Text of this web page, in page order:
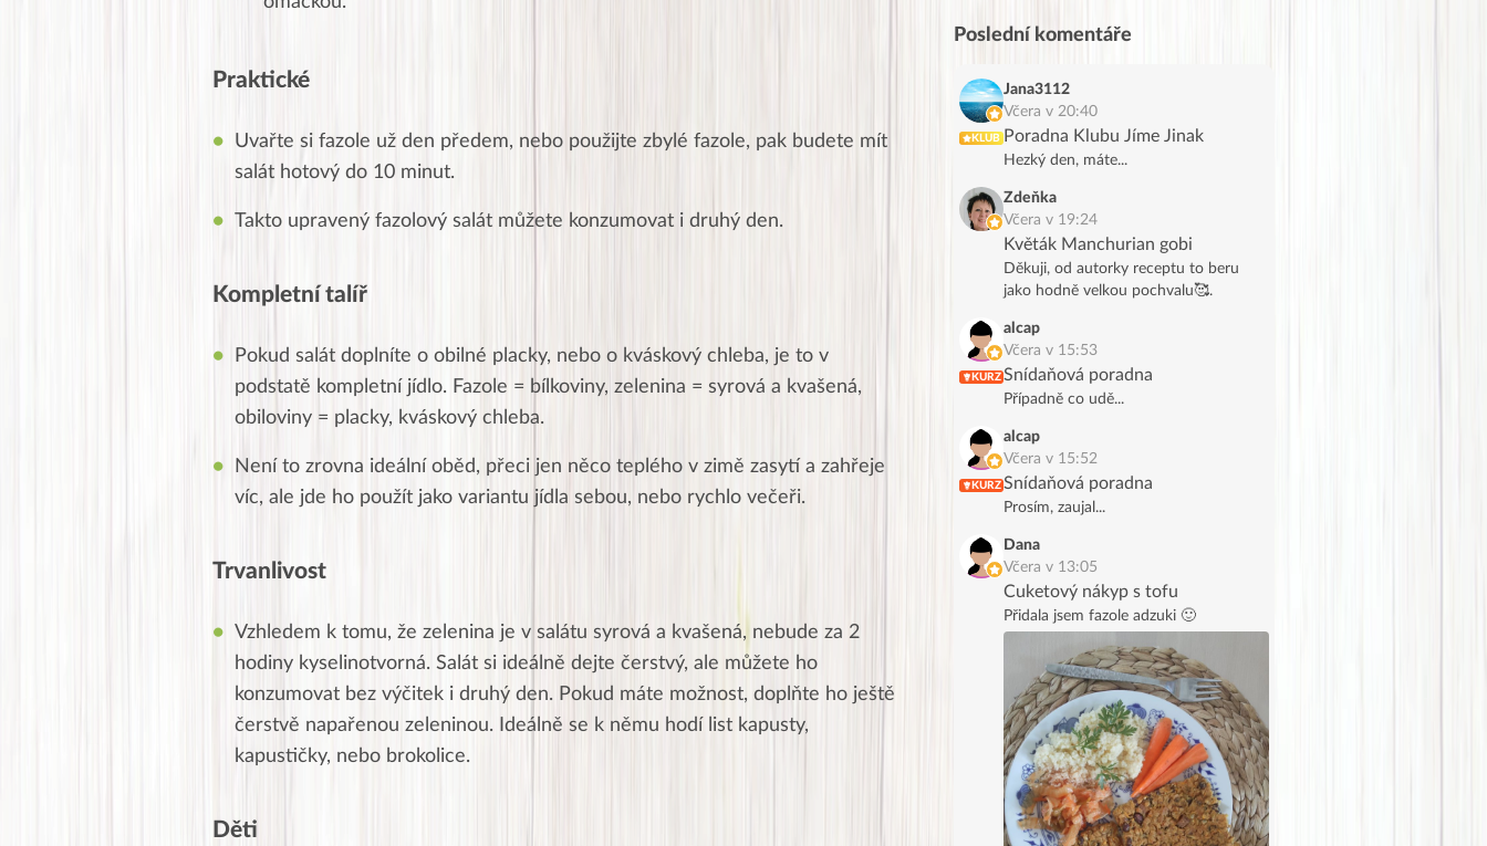
Praktické
Uvařte si fazole už den předem, nebo použijte zbylé fazole, pak budete mít
salát hotový do 10 minut.
Takto upravený fazolový salát můžete konzumovat i druhý den.
Kompletní talíř
Pokud salát doplníte o obilné placky, nebo o kváskový chleba, je to v
podstatě kompletní jídlo. Fazole = bílkoviny, zelenina = syrová a kvašená,
obiloviny = placky, kváskový chleba.
Není to zrovna ideální oběd, přeci jen něco teplého v zimě zasytí a zahřeje
víc, ale jde ho použít jako variantu jídla sebou, nebo rychlo večeři.
Trvanlivost
Vzhledem k tomu, že zelenina je v salátu syrová a kvašená, nebude za 2
hodiny kyselinotvorná. Salát si ideálně dejte čerstvý, ale můžete ho
konzumovat bez výčitek i druhý den. Pokud máte možnost, doplňte ho ještě
čerstvě napařenou zeleninou. Ideálně se k němu hodí list kapusty,
kapustičky, nebo brokolice.
Děti
Poslední komentáře
KLUB
Jana3112
Včera v 20:40
Poradna Klubu Jíme Jinak
Hezký den, máte...
Zdeňka
Včera v 19:24
Květák Manchurian gobi
Děkuji, od autorky receptu to beru
jako hodně velkou pochvalu🥰.
KURZ
alcap
Včera v 15:53
Snídaňová poradna
Případně co udě...
KURZ
alcap
Včera v 15:52
Snídaňová poradna
Prosím, zaujal...
Dana
Včera v 13:05
Cuketový nákyp s tofu
Přidala jsem fazole adzuki 🙂